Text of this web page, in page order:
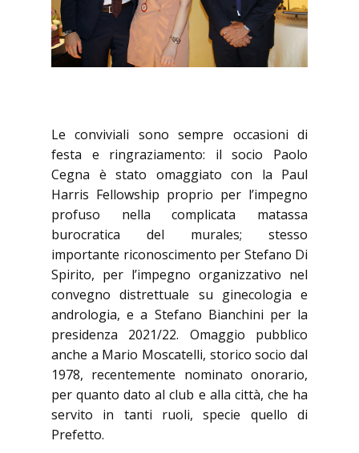
Le conviviali sono sempre occasioni di
festa e ringraziamento: il socio Paolo
Cegna è stato omaggiato con la Paul
Harris Fellowship proprio per l’impegno
profuso nella complicata matassa
burocratica del murales; stesso
importante riconoscimento per Stefano Di
Spirito, per l’impegno organizzativo nel
convegno distrettuale su ginecologia e
andrologia, e a Stefano Bianchini per la
presidenza 2021/22. Omaggio pubblico
anche a Mario Moscatelli, storico socio dal
1978, recentemente nominato onorario,
per quanto dato al club e alla città, che ha
servito in tanti ruoli, specie quello di
Prefetto.